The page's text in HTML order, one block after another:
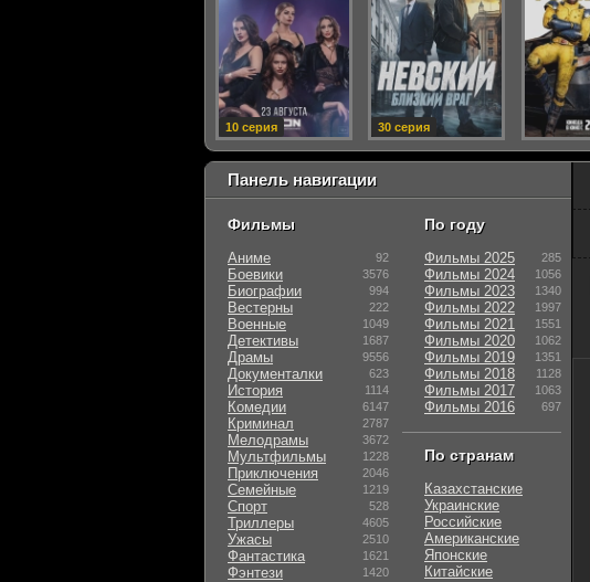
Панель навигации
Фильмы
Аниме 92
Боевики 3576
Биографии 994
Вестерны 222
Военные 1049
Детективы 1687
Драмы 9556
Документалки 623
История 1114
Комедии 6147
Криминал 2787
Мелодрамы 3672
Мультфильмы 1228
Приключения 2046
Семейные 1219
Спорт 528
Триллеры 4605
Ужасы 2510
Фантастика 1621
Фэнтези 1420
По году
Фильмы 2025 285
Фильмы 2024 1056
Фильмы 2023 1340
Фильмы 2022 1997
Фильмы 2021 1551
Фильмы 2020 1062
Фильмы 2019 1351
Фильмы 2018 1128
Фильмы 2017 1063
Фильмы 2016 697
По странам
Казахстанские
Украинские
Российские
Американские
Японские
Китайские
10 серия 30 серия